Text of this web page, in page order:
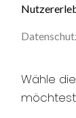
Impressum
Widerruf
Wähle
möchtest